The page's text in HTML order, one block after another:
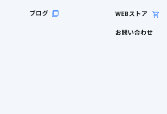
ブログ
WEBストア
お問い合わせ